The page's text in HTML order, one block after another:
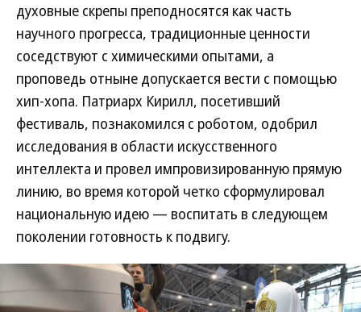
духовные скрепы преподносятся как часть
научного прогресса, традиционные ценности
соседствуют с химическими опытами, а
проповедь отныне допускается вести с помощью
хип-хопа. Патриарх Кирилл, посетивший
фестиваль, познакомился с роботом, одобрил
исследования в области искусственного
интеллекта и провел импровизированную прямую
линию, во время которой четко сформулировал
национальную идею — воспитать в следующем
поколении готовность к подвигу.